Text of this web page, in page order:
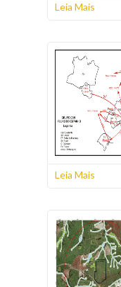
Leia Mais
Leia Mais